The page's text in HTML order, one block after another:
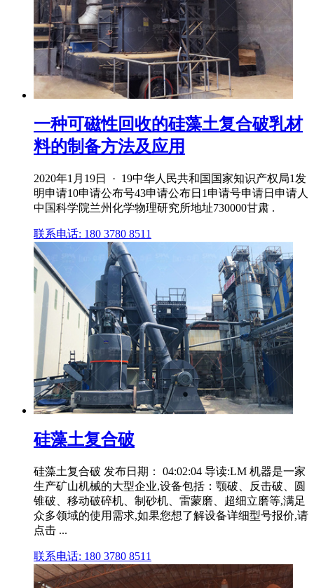
一种可磁性回收的硅藻土复合破乳材
料的制备方法及应用
2020年1月19日 · 19中华人民共和国国家知识产权局1发
明申请10申请公布号43申请公布日1申请号申请日申请人
中国科学院兰州化学物理研究所地址730000甘肃 .
联系电话: 180 3780 8511
硅藻土复合破
硅藻土复合破 发布日期： 04:02:04 导读:LM 机器是一家
生产矿山机械的大型企业,设备包括：颚破、反击破、圆
锥破、移动破碎机、制砂机、雷蒙磨、超细立磨等,满足
众多领域的使用需求,如果您想了解设备详细型号报价,请
点击 ...
联系电话: 180 3780 8511